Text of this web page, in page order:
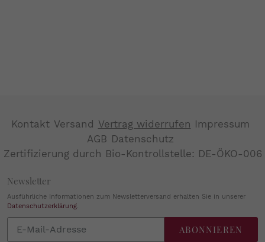
Kontakt Versand Vertrag widerrufen Impressum
AGB Datenschutz
Zertifizierung durch Bio-Kontrollstelle: DE-ÖKO-006
Newsletter
Ausführliche Informationen zum Newsletterversand erhalten Sie in unserer
Datenschutzerklärung.
Sie
ABONNIEREN